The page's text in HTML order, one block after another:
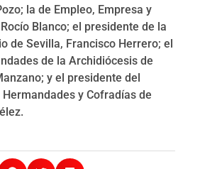
la de Empleo, Empresa y
Blanco; el presidente de la
de Sevilla, Francisco Herrero; el
de la Archidiócesis de
y el presidente del
y Cofradías de